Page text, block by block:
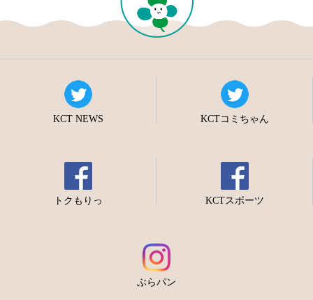
KCT NEWS KCTコミちゃん
トクもりっ KCTスポーツ
ぶらパン